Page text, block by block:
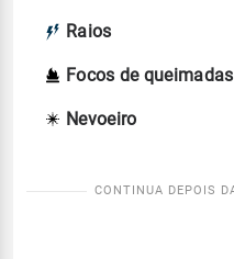
Raios
Focos de queimadas
Nevoeiro